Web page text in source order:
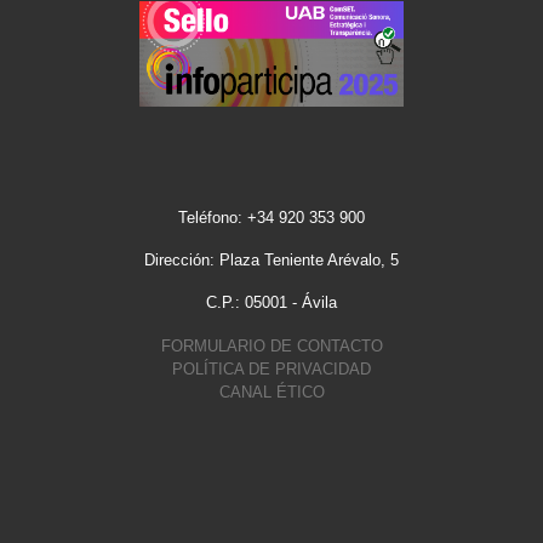
Teléfono: +34 920 353 900
Dirección: Plaza Teniente Arévalo, 5
C.P.: 05001 - Ávila
FORMULARIO DE CONTACTO
POLÍTICA DE PRIVACIDAD
CANAL ÉTICO